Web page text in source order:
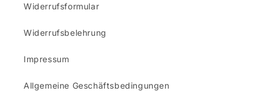
Widerrufsformular
Widerrufsbelehrung
Impressum
Allgemeine Geschäftsbedingungen